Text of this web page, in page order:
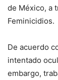
de México, a
Feminicidios.
De acuerdo
intentado
embargo,